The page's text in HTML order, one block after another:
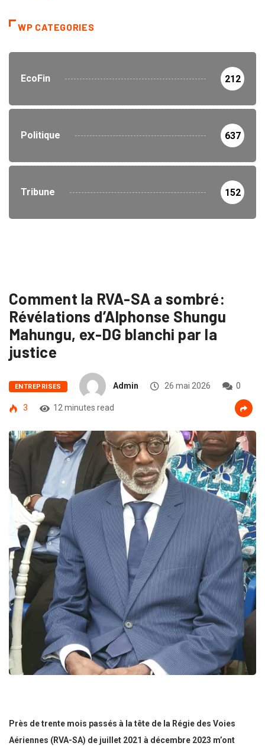
WP CATEGORIES
EcoFin 212
Politique 637
Tribune 152
Comment la RVA-SA a sombré:
Révélations d’Alphonse Shungu
Mahungu, ex-DG blanchi par la
justice
ENTREPRISES Admin 26 mai 2026 0
3 12 minutes read
Près de trente mois passés à la tête de la Régie des Voies
Aériennes (RVA-SA) de juillet 2021 à décembre 2023 m’ont